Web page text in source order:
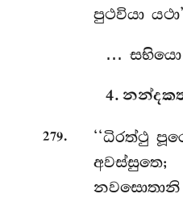
පුථවියා
… සභියො
4.
279. ‘‘ධිරත්ථු
අවස්සුතෙ;